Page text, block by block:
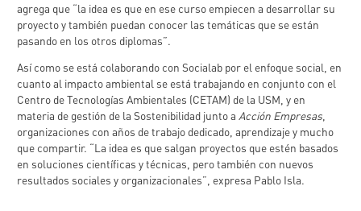
agrega que “la idea es que en ese curso empiecen a desarrollar su
proyecto y también puedan conocer las temáticas que se están
pasando en los otros diplomas”.
Así como se está colaborando con Socialab por el enfoque social, en
cuanto al impacto ambiental se está trabajando en conjunto con el
Centro de Tecnologías Ambientales (CETAM) de la USM, y en
materia de gestión de la Sostenibilidad junto a Acción Empresas
organizaciones con años de trabajo dedicado, aprendizaje y mucho
que compartir. “La idea es que salgan proyectos que estén basados
en soluciones científicas y técnicas, pero también con nuevos
resultados sociales y organizacionales”, expresa Pablo Isla.